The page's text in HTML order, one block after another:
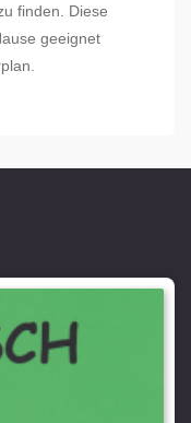
finden. Diese
geeignet